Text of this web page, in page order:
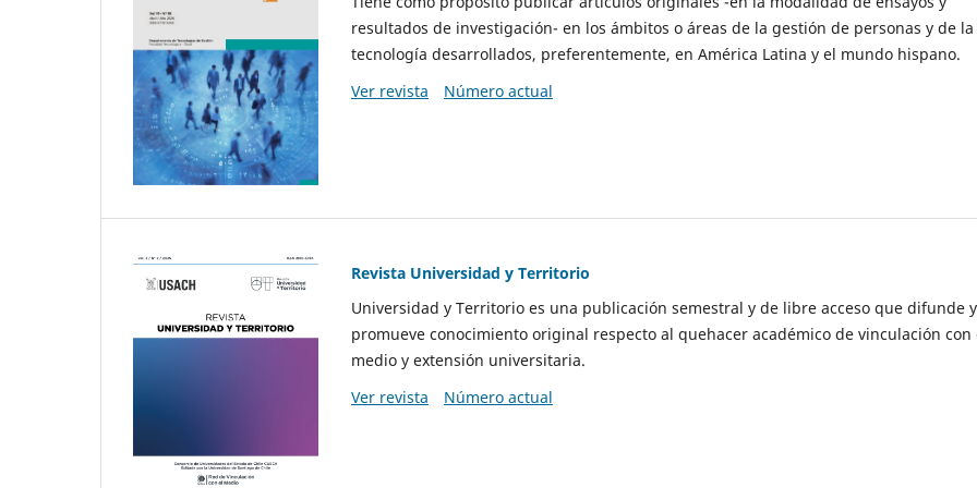
resultados de investigación- en los ámbitos o áreas de la gestión de personas y de la
tecnología desarrollados, preferentemente, en América Latina y el mundo hispano.
Ver revista
Número actual
Revista Universidad y Territorio
Universidad y Territorio es una publicación semestral y de libre acceso que difunde y
promueve conocimiento original respecto al quehacer académico de vinculación con
medio y extensión universitaria.
Ver revista
Número actual